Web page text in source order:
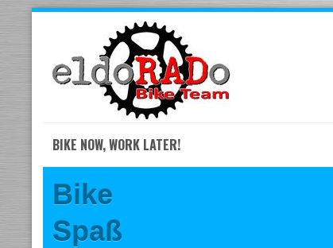
content
BIKE NOW, WORK LATER!
Bike
Spaß